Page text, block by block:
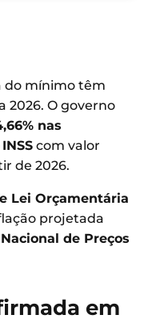
do mínimo têm
2026. O governo
nas
com valor
de 2026.
Lei Orçamentária
projetada
de Preços
em